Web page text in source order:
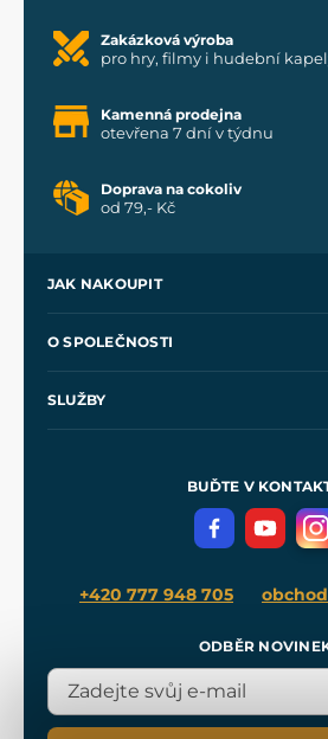
Zakázková výroba
pro hry, filmy i hudební
Kamenná prodejna
otevřena 7 dní v týdnu
Doprava na cokoliv
od 79,- Kč
JAK NAKOUPIT
Velkoobchod
O SPOLEČNOSTI
SLUŽBY
Meče pro Kingdom Come
BUĎTE V
+420 777 948 705
ODBĚR